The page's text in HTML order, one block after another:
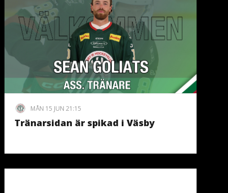
MÅN 15 JUN 21:15
Tränarsidan är spikad i Väsby